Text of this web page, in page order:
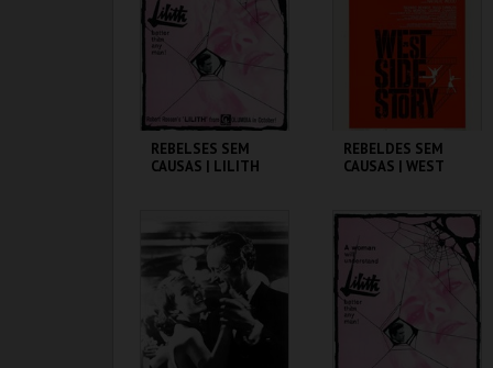
REBELSES SEM
CAUSAS | LILITH
MAIS INFO
COMPRAR
REBELDES SEM
CAUSAS | WEST
CINEMATECA
MAIS INFO